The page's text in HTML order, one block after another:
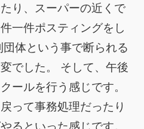
り、スーパーの近くで
一件ポスティングをし
体という事で断られる
でした。 そして、午後
ールを行う感じです。
って事務処理だったり
るといった感じです。